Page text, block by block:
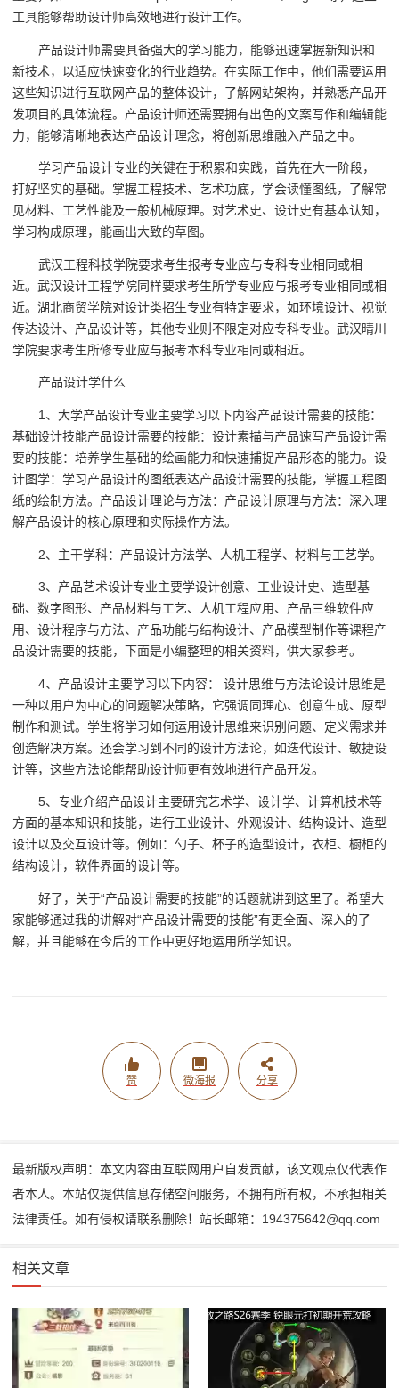
工具能够帮助设计师高效地进行设计工作。
产品设计师需要具备强大的学习能力，能够迅速掌握新知识和
新技术，以适应快速变化的行业趋势。在实际工作中，他们需要运用
这些知识进行互联网产品的整体设计，了解网站架构，并熟悉产品开
发项目的具体流程。产品设计师还需要拥有出色的文案写作和编辑能
力，能够清晰地表达产品设计理念，将创新思维融入产品之中。
学习产品设计专业的关键在于积累和实践，首先在大一阶段，
打好坚实的基础。掌握工程技术、艺术功底，学会读懂图纸，了解常
见材料、工艺性能及一般机械原理。对艺术史、设计史有基本认知，
学习构成原理，能画出大致的草图。
武汉工程科技学院要求考生报考专业应与专科专业相同或相
近。武汉设计工程学院同样要求考生所学专业应与报考专业相同或相
近。湖北商贸学院对设计类招生专业有特定要求，如环境设计、视觉
传达设计、产品设计等，其他专业则不限定对应专科专业。武汉晴川
学院要求考生所修专业应与报考本科专业相同或相近。
产品设计学什么
1、大学产品设计专业主要学习以下内容产品设计需要的技能：
基础设计技能产品设计需要的技能：设计素描与产品速写产品设计需
要的技能：培养学生基础的绘画能力和快速捕捉产品形态的能力。设
计图学：学习产品设计的图纸表达产品设计需要的技能，掌握工程图
纸的绘制方法。产品设计理论与方法：产品设计原理与方法：深入理
解产品设计的核心原理和实际操作方法。
2、主干学科：产品设计方法学、人机工程学、材料与工艺学。
3、产品艺术设计专业主要学设计创意、工业设计史、造型基
础、数字图形、产品材料与工艺、人机工程应用、产品三维软件应
用、设计程序与方法、产品功能与结构设计、产品模型制作等课程产
品设计需要的技能，下面是小编整理的相关资料，供大家参考。
4、产品设计主要学习以下内容： 设计思维与方法论设计思维是
一种以用户为中心的问题解决策略，它强调同理心、创意生成、原型
制作和测试。学生将学习如何运用设计思维来识别问题、定义需求并
创造解决方案。还会学习到不同的设计方法论，如迭代设计、敏捷设
计等，这些方法论能帮助设计师更有效地进行产品开发。
5、专业介绍产品设计主要研究艺术学、设计学、计算机技术等
方面的基本知识和技能，进行工业设计、外观设计、结构设计、造型
设计以及交互设计等。例如：勺子、杯子的造型设计，衣柜、橱柜的
结构设计，软件界面的设计等。
好了，关于“产品设计需要的技能”的话题就讲到这里了。希望大
家能够通过我的讲解对“产品设计需要的技能”有更全面、深入的了
解，并且能够在今后的工作中更好地运用所学知识。
赞 微海报 分享
最新版权声明：本文内容由互联网用户自发贡献，该文观点仅代表作
者本人。本站仅提供信息存储空间服务，不拥有所有权，不承担相关
法律责任。如有侵权请联系删除！站长邮箱：194375642@qq.com
相关文章